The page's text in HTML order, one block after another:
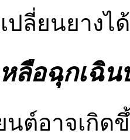
ลี่ยนยางไ
หลือฉุกเฉิ
ต์อาจเกิด